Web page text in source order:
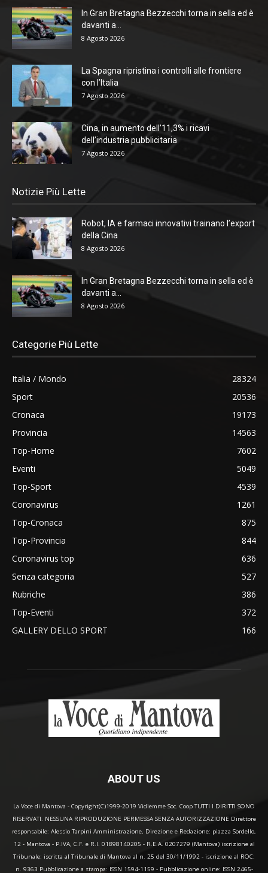
In Gran Bretagna Bezzecchi torna in sella ed è
davanti a...
8 Agosto 2026
La Spagna ripristina i controlli alle frontiere
con l’Italia
7 Agosto 2026
Cina, in aumento dell’11,3% i ricavi
dell’industria pubblicitaria
7 Agosto 2026
Notizie Più Lette
Robot, IA e farmaci innovativi trainano l’export
della Cina
8 Agosto 2026
In Gran Bretagna Bezzecchi torna in sella ed è
davanti a...
8 Agosto 2026
Categorie Più Lette
Italia / Mondo
28324
Sport
20536
Cronaca
19173
Provincia
14563
Top-Home
7602
Eventi
5049
Top-Sport
4539
Coronavirus
1261
Top-Cronaca
875
Top-Provincia
844
Coronavirus top
636
Senza categoria
527
Rubriche
386
Top-Eventi
372
GALLERY DELLO SPORT
166
ABOUT US
La Voce di Mantova - Copyright(C)1999-2019 Vidiemme Soc. Coop TUTTI I DIRITTI SONO
RISERVATI. NESSUNA RIPRODUZIONE PERMESSA SENZA AUTORIZZAZIONE Direttore
responsabile: Alessio Tarpini Amministrazione, Direzione e Redazione: piazza Sordello,
12 - Mantova - P.IVA, C.F. e R.I. 01898140205 - R.E.A. 0207279 (Mantova) iscrizione al
Tribunale: iscritta al Tribunale di Mantova al n. 25 del 30/11/1992 - iscrizione al ROC:
n. 9363 Pubblicazione a stampa: ISSN 1594-1159 - Pubblicazione online: ISSN 2465-